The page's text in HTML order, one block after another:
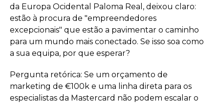
da Europa Ocidental Paloma Real, deixou claro:
estão à procura de "empreendedores
excepcionais" que estão a pavimentar o caminho
para um mundo mais conectado. Se isso soa como
a sua equipa, por que esperar?
Pergunta retórica: Se um orçamento de
marketing de €100k e uma linha direta para os
especialistas da Mastercard não podem escalar o